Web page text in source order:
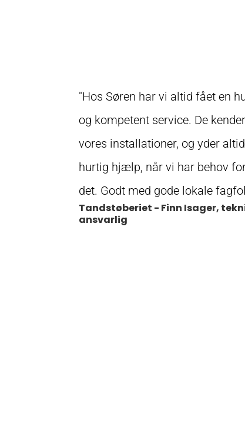
"Hos Søren har vi altid fået en
og kompetent service. De kender
vores installationer, og yder
hurtig hjælp, når vi har behov
det. Godt med gode lokale
Tandstøberiet - Finn Isager,
ansvarlig